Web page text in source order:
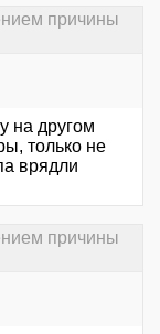
причины
на другом
только не
врядли
причины